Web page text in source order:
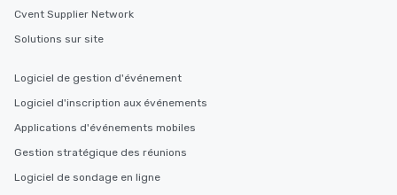
Cvent Supplier Network
Solutions sur site
Logiciel de gestion d'événement
Logiciel d'inscription aux événements
Applications d'événements mobiles
Gestion stratégique des réunions
Logiciel de sondage en ligne